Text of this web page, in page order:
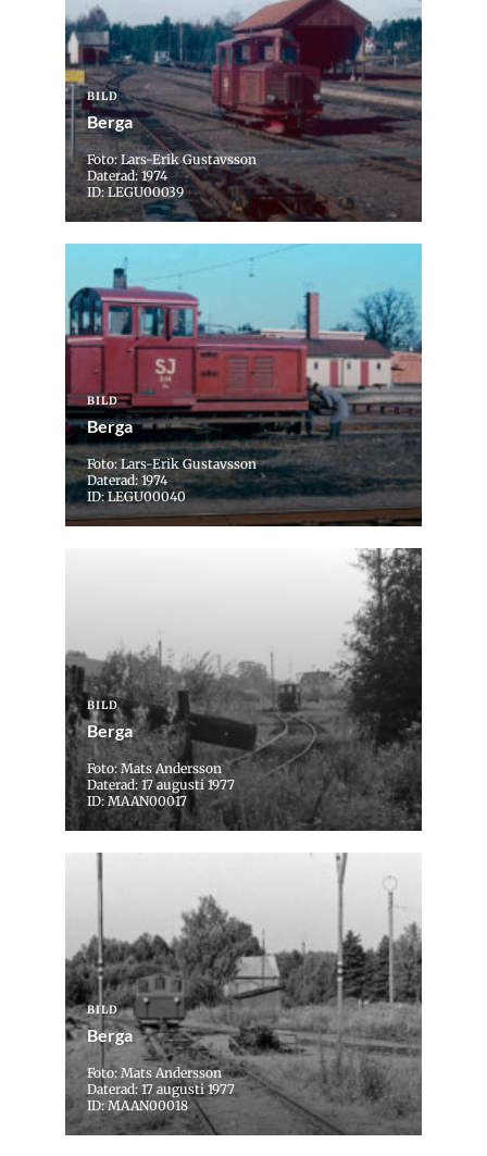
BILD
Berga
Foto: Lars-Erik Gustavsson
Daterad: 1974
ID: LEGU00039
BILD
Berga
Foto: Lars-Erik Gustavsson
Daterad: 1974
ID: LEGU00040
BILD
Berga
Foto: Mats Andersson
Daterad: 17 augusti 1977
ID: MAAN00017
BILD
Berga
Foto: Mats Andersson
Daterad: 17 augusti 1977
ID: MAAN00018